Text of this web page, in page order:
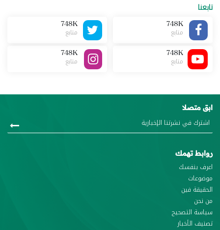
تابعنا
748K
متابع
748K
متابع
748K
متابع
748K
متابع
ابق متصلا
روابط تهمك
اعرف بنفسك
موضوعات
الحقيقة فين
من نحن
سياسة التصحيح
تصنيف الأخبار